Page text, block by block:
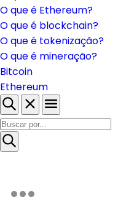
O que é Ethereum?
O que é blockchain?
O que é tokenização?
O que é mineração?
Bitcoin
Ethereum